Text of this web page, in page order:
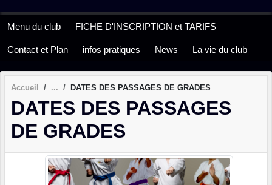
Menu du club FICHE D'INSCRIPTION et TARIFS
Contact et Plan infos pratiques News La vie du club
Accueil DATES DES PASSAGES DE GRADES
DATES DES PASSAGES
DE GRADES